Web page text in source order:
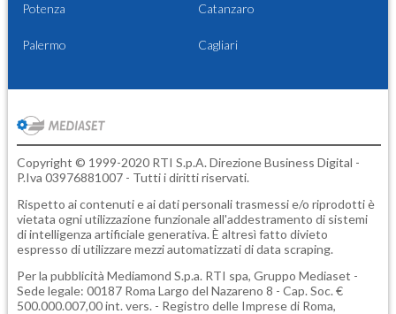
Potenza Catanzaro
Palermo Cagliari
Copyright © 1999-2020 RTI S.p.A. Direzione Business Digital -
P.Iva 03976881007 - Tutti i diritti riservati.
Rispetto ai contenuti e ai dati personali trasmessi e/o riprodotti è
vietata ogni utilizzazione funzionale all'addestramento di sistemi
di intelligenza artificiale generativa. È altresì fatto divieto
espresso di utilizzare mezzi automatizzati di data scraping.
Per la pubblicità Mediamond S.p.a. RTI spa, Gruppo Mediaset -
Sede legale: 00187 Roma Largo del Nazareno 8 - Cap. Soc. €
500.000.007,00 int. vers. - Registro delle Imprese di Roma,